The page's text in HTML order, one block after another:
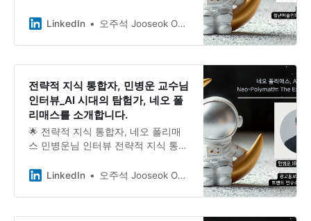
눈 이야기 23세 창업부터 신문사 운
지. 임은영님은 ‘일단 시작하고 수정
보완하는’ 방식으로 30년 가까이 다
LinkedIn 오주석 Jooseok Oh, DBA, Ph.D.
전략적 지식 통합자, 민병운 교수님
인터뷰_AI 시대의 탐험가, 네오 폴
리매스를 소개합니다.
🌟 전략적 지식 통합자, 네오 폴리매
스 민병운님 인터뷰 전략적 지식 통
마케터 교수 민병운님과 함께 나눈 이
작해 두 번의 스타트업을 거쳐 현재
대학교수로 활동하고 있는 민병운님.
LinkedIn 오주석 Jooseok Oh, DBA, Ph.D.